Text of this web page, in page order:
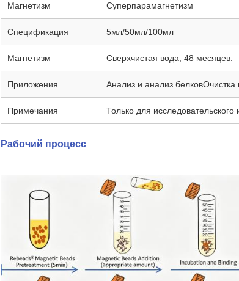
Магнетизм Суперпарамагнетизм
Спецификация 5мл/50мл/100мл
Магнетизм Сверхчистая вода; 48 месяцев.
Приложения Анализ и анализ
Примечания Только для исследовательского
Рабочий процесс